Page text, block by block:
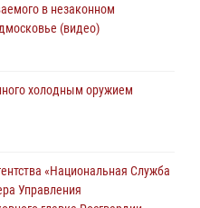
в незаконном
(видео)
холодным оружием
«Национальная Служба
Управления